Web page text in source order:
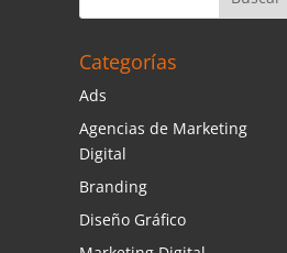
Categorías
Ads
Agencias de Marketing
Digital
Branding
Diseño Gráfico